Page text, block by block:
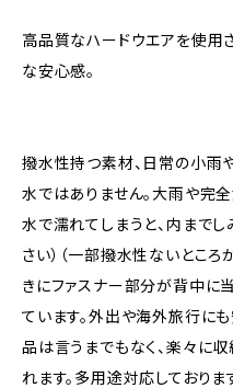
高品質なハードウエアを使用
な安心感。
撥水性持つ素材、日常の小雨
水ではありません。大雨や完
水で濡れてしまうと、内まで
さい）（一部撥水性ないところ
きにファスナー部分が背中に
ています。外出や海外旅行に
品は言うまでもなく、楽々に
れます。多用途対応しておりま